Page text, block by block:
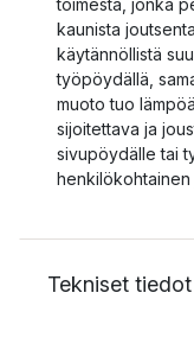
toimesta, jonka
kaunista
käytännöllistä
työpöydällä,
muoto tuo
sijoitettava ja
sivupöydälle tai
henkilökohtainen
Tekniset tiedot